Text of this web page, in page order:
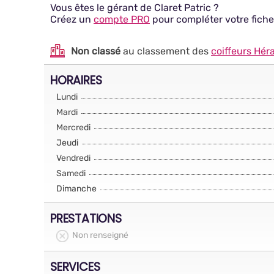
Vous êtes le gérant de Claret Patric ?
Créez un compte PRO pour compléter votre
Non classé au classement des coiffeurs
HORAIRES
Lundi
Mardi
Mercredi
Jeudi
Vendredi
Samedi
Dimanche
PRESTATIONS
Non renseigné
SERVICES